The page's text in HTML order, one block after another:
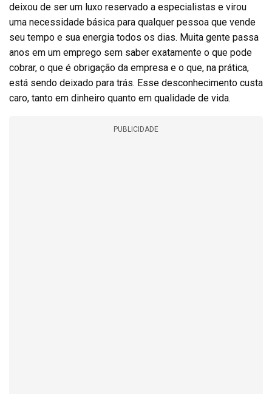
deixou de ser um luxo reservado a especialistas e virou
uma necessidade básica para qualquer pessoa que vende
seu tempo e sua energia todos os dias. Muita gente passa
anos em um emprego sem saber exatamente o que pode
cobrar, o que é obrigação da empresa e o que, na prática,
está sendo deixado para trás. Esse desconhecimento custa
caro, tanto em dinheiro quanto em qualidade de vida.
PUBLICIDADE